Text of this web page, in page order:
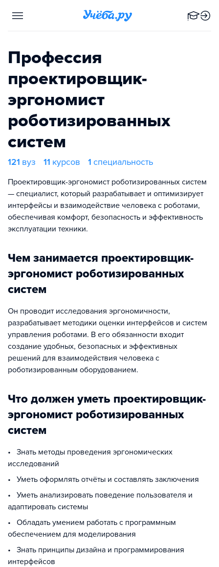
Профессия
проектировщик-
эргономист
роботизированных
систем
121 вуз 11 курсов 1 специальность
Проектировщик-эргономист роботизированных систем
— специалист, который разрабатывает и оптимизирует
интерфейсы и взаимодействие человека с роботами,
обеспечивая комфорт, безопасность и эффективность
эксплуатации техники.
Чем занимается проектировщик-
эргономист роботизированных
систем
Он проводит исследования эргономичности,
разрабатывает методики оценки интерфейсов и систем
управления роботами. В его обязанности входит
создание удобных, безопасных и эффективных
решений для взаимодействия человека с
роботизированным оборудованием.
Что должен уметь проектировщик-
эргономист роботизированных
систем
• Знать методы проведения эргономических
исследований
• Уметь оформлять отчёты и составлять заключения
• Уметь анализировать поведение пользователя и
адаптировать системы
• Обладать умением работать с программным
обеспечением для моделирования
• Знать принципы дизайна и программирования
интерфейсов